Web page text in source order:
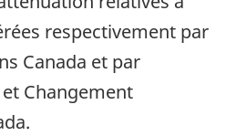
respectivement par
Canada et par
Changement